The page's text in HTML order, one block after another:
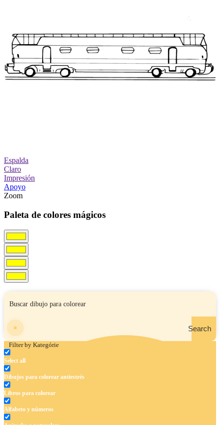
Espalda
Claro
Impresión
Apoyo
Zoom
Paleta de colores mágicos
Search
Filter by Kategórie
Select all
Dibujos para colorear antiestrés
Libros para colorear
Alfabeto y números